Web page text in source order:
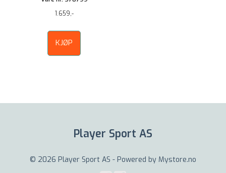
1.659,-
KJØP
Player Sport AS
© 2026 Player Sport AS - Powered by Mystore.no